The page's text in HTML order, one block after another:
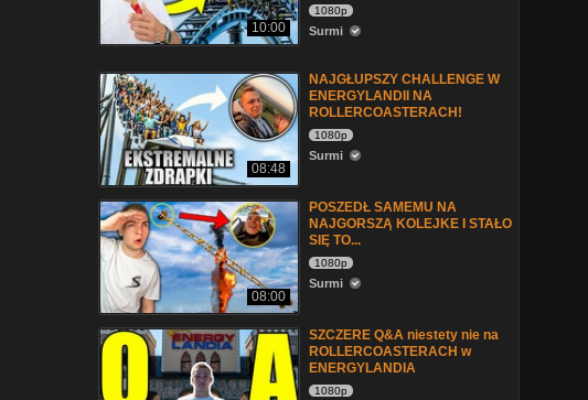
10:00
1080p
Surmi
08:48
NAJGŁUPSZY CHALLENGE W
ENERGYLANDII NA
ROLLERCOASTERACH!
1080p
Surmi
08:00
POSZEDŁ SAMEMU NA
NAJGORSZĄ KOLEJKE I STAŁO
SIĘ TO...
1080p
Surmi
SZCZERE Q&A niestety nie na
ROLLERCOASTERACH w
ENERGYLANDIA
1080p